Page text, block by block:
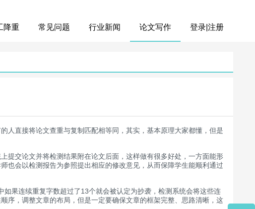
降重 常见问题 行业新闻 论文写作 登录|注册
人直接将论文查重与复制匹配相等同，其实，基本原理大家都懂，但是
交论文并将检测结果附在论文后面，这样做有很多好处，一方面能形
也会以检测报告为参照提出相应的修改意见，从而保障学生能顺利通过
果连续重复字数超过了13个就会被认定为抄袭，检测系统会将这些连
序，调整文章的布局，但是一定要确保文章的框架完整、思路清晰，这